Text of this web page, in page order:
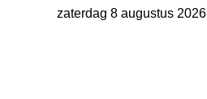
zaterdag 8 augustus 2026